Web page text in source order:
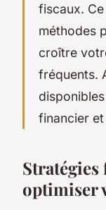
fiscaux.
méthodes
croître
fréquents.
financier
optimiser